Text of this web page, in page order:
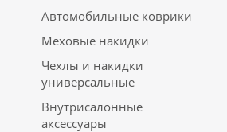
Автомобильные коврики
Меховые накидки
Чехлы и накидки
универсальные
Внутрисалонные
аксессуары